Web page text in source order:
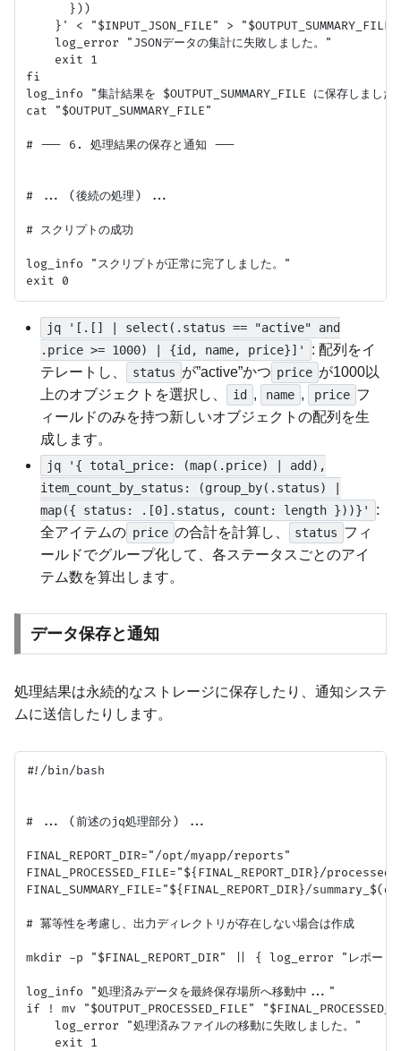
      }))
}' < "$INPUT_JSON_FILE" >
    log_error "JSONデータの集計に失敗しました。"
    exit 1
fi
log_info "集計結果を $OUTPUT_SUMMARY_FILE に保存しました
cat "$OUTPUT_SUMMARY_FILE"
# --- 6. 処理結果の保存と通知 ---
# ... (後続の処理) ...
# スクリプトの成功
log_info "スクリプトが正常に完了しました。"
jq '[.[] | select(.status == "active" and
.price >= 1000) | {id, name, price}]'
: 配列をイ
テレートし、
status が”active”かつ price が1000以
上のオブジェクトを選択し、
id , name , price フ
ィールドのみを持つ新しいオブジェクトの配列を生
成します。
jq '{ total_price: (map(.price) | add),
item_count_by_status: (group_by(.status) |
map({ status: .[0].status, count: length }))}'
:
全アイテムの price の合計を計算し、 status フィ
ールドでグループ化して、各ステータスごとのアイ
テム数を算出します。
データ保存と通知
処理結果は永続的なストレージに保存したり、通知システ
ムに送信したりします。
#!/bin/bash
# ... (前述のjq処理部分) ...
FINAL_REPORT_DIR="/opt/myapp/reports"
FINAL_PROCESSED_FILE="${FINAL_REPORT_DIR}/
FINAL_SUMMARY_FILE="${FINAL_REPORT_DIR}/
# 冪等性を考慮し、出力ディレクトリが存在しない場合は作成
mkdir -p "$FINAL_REPORT_DIR" || { log_error "レポートデ
log_info "処理済みデータを最終保存場所へ移動中..."
if ! mv "$OUTPUT_PROCESSED_FILE"
    log_error "処理済みファイルの移動に失敗しました。"
    exit 1